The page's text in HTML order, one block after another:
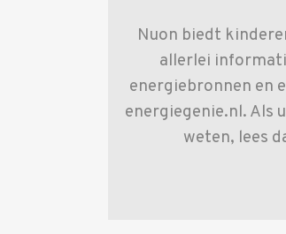
Nuon biedt
allerlei
energiebronnen en
energiegenie.nl. Als
weten, lees